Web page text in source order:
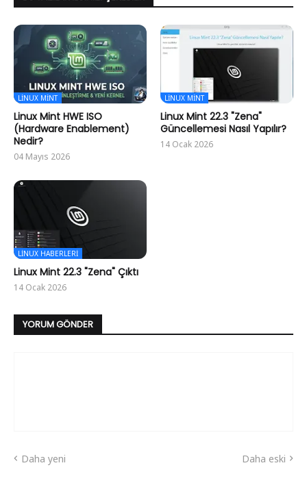
LINUX MINT
Linux Mint HWE ISO
(Hardware Enablement)
Nedir?
04 Mayıs 2026
LINUX MINT
Linux Mint 22.3 "Zena"
Güncellemesi Nasıl Yapılır?
14 Ocak 2026
LINUX HABERLERI
Linux Mint 22.3 "Zena" Çıktı
14 Ocak 2026
YORUM GÖNDER
Daha yeni Daha eski